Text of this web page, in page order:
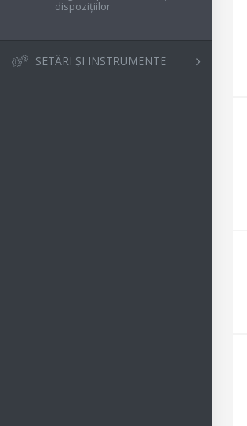
dispozițiilor
SETĂRI ȘI INSTRUMENTE